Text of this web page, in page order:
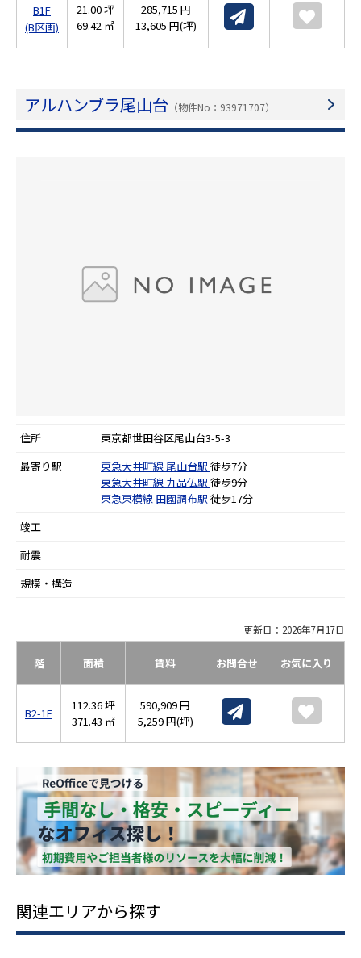
B1F
(B区画)
21.00 坪
69.42 ㎡
285,715 円
13,605 円(坪)
アルハンブラ尾山台 （物件No：93971707）
住所
東京都世田谷区尾山台3-5-3
最寄り駅
東急大井町線 尾山台駅 徒歩7分
東急大井町線 九品仏駅 徒歩9分
東急東横線 田園調布駅 徒歩17分
竣工
耐震
規模・構造
更新日：2026年7月17日
階 面積 賃料 お問合せ お気に入り
B2-1F
112.36 坪
371.43 ㎡
590,909 円
5,259 円(坪)
関連エリアから探す